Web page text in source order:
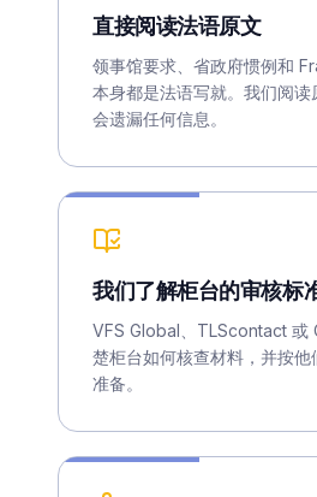
直接阅读法语原文
领事馆要求、省政府惯例和
本身都是法语写就。我们阅
会遗漏任何信息。
我们了解柜台的审核标
VFS Global、TLScontact 或
楚柜台如何核查材料，并按他
准备。